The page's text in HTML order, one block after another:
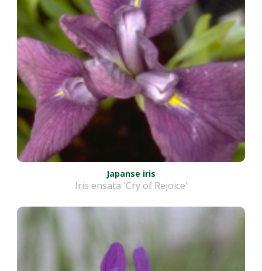
Japanse iris
Iris ensata 'Cry of Rejoice'